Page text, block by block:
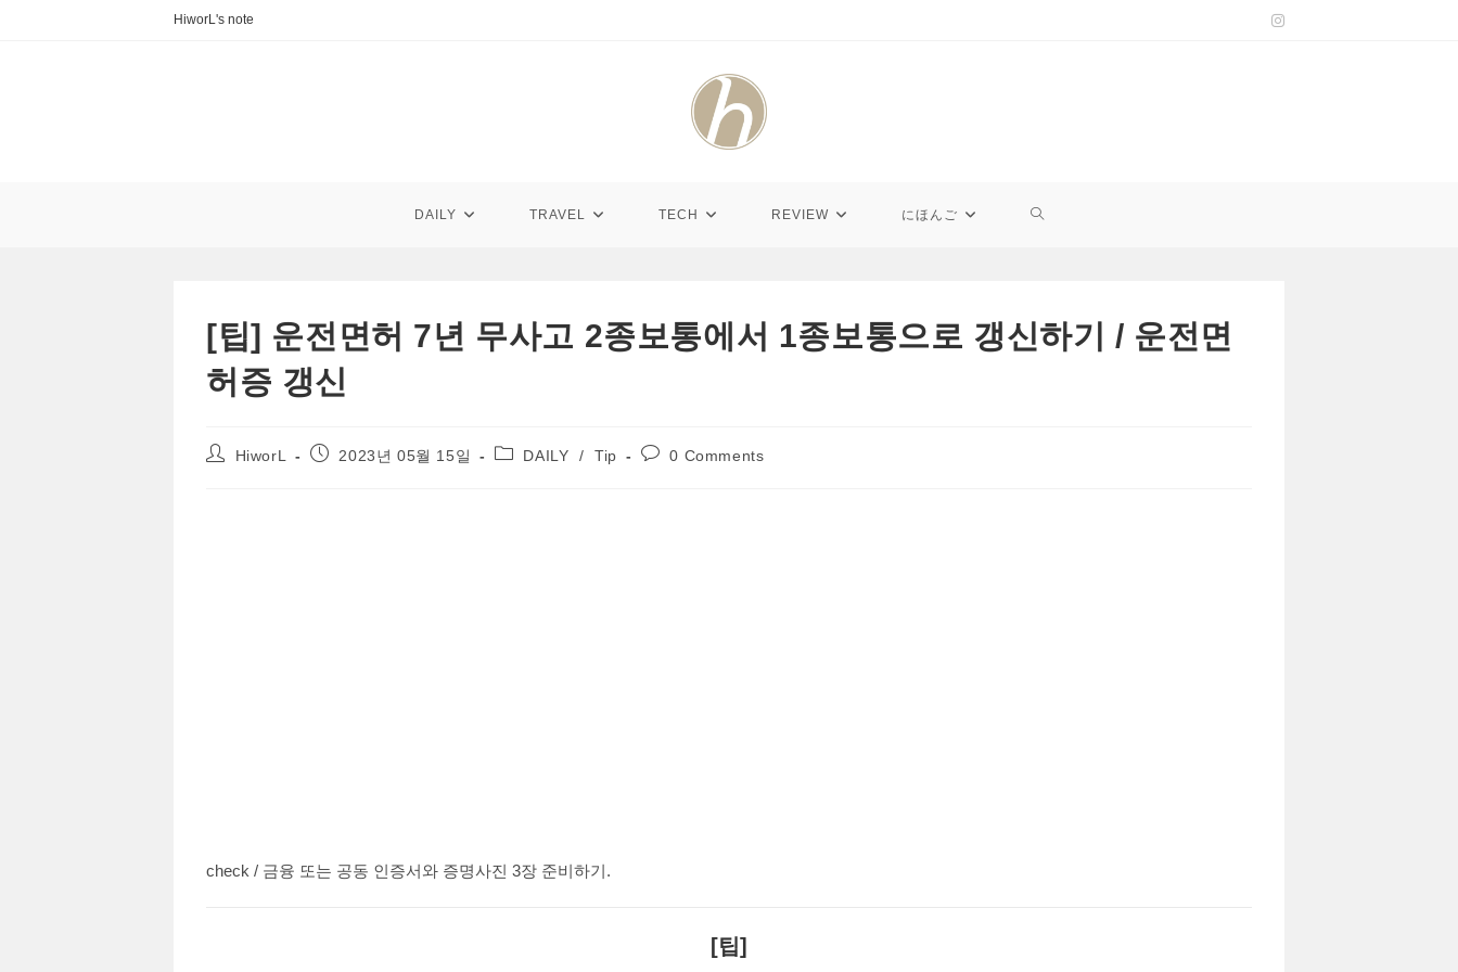
HiworL's note
DAILY TRAVEL TECH REVIEW にほんご TOGGLE
SEARCH
[팁] 운전면허 7년 무사고 2종보통에서 1종보통으로 갱신하기 / 운전면
허증 갱신
PostHiworL
Post2023년 05월 15일
PostDAILY / Tip
Post0 Comments
check / 금융 또는 공동 인증서와 증명사진 3장 준비하기.
[팁]